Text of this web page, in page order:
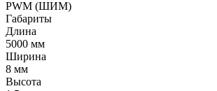
PWM (ШИМ)
Габариты
Длина
5000 мм
Ширина
8 мм
Высота